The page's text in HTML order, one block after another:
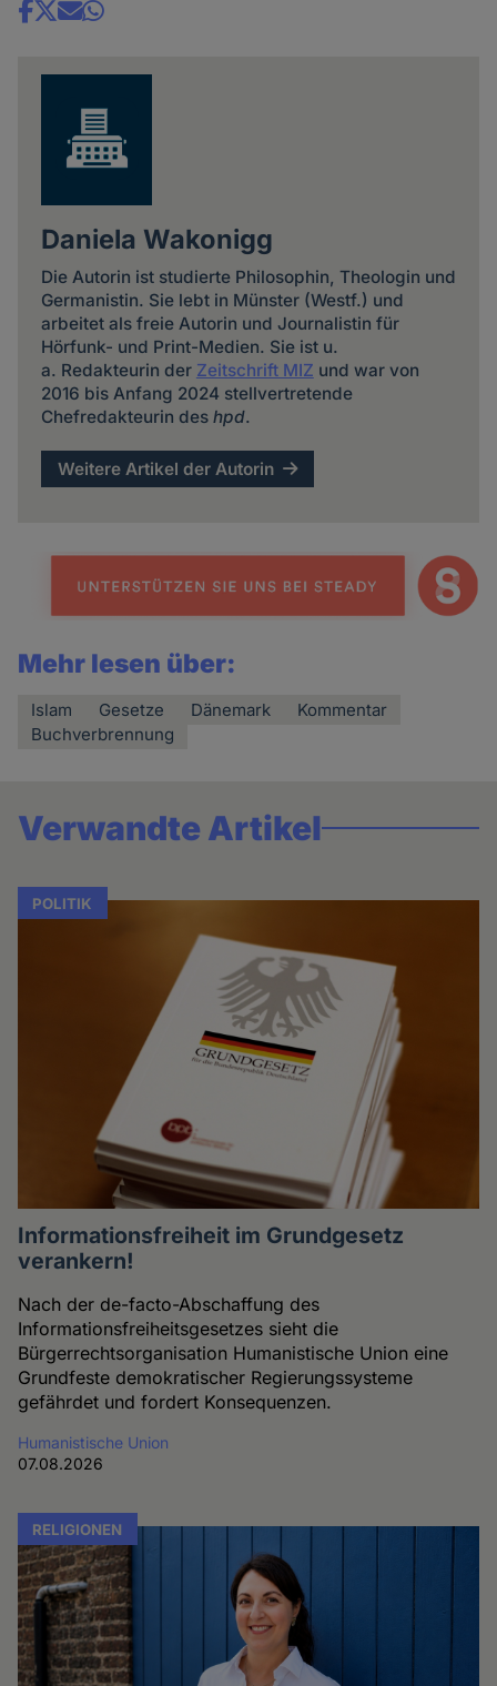
Share
Daniela Wakonigg
Die Autorin ist studierte Philosophin, Theologin und
Germanistin. Sie lebt in Münster (Westf.) und
arbeitet als freie Autorin und Journalistin für
Hörfunk- und Print-Medien. Sie ist u.
a. Redakteurin der Zeitschrift MIZ und war von
2016 bis Anfang 2024 stellvertretende
Chefredakteurin des hpd.
Weitere Artikel der Autorin
Mehr lesen über:
Islam Gesetze Dänemark
Kommentar
Buchverbrennung
Verwandte Artikel
POLITIK
Informationsfreiheit im Grundgesetz
verankern!
Nach der de-facto-Abschaffung des
Informationsfreiheitsgesetzes sieht die
Bürgerrechtsorganisation Humanistische Union eine
Grundfeste demokratischer Regierungssysteme
gefährdet und fordert Konsequenzen.
Humanistische Union
07.08.2026
RELIGIONEN